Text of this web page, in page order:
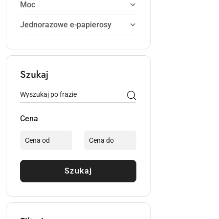
Moc
Jednorazowe e-papierosy
Szukaj
Cena
Szukaj